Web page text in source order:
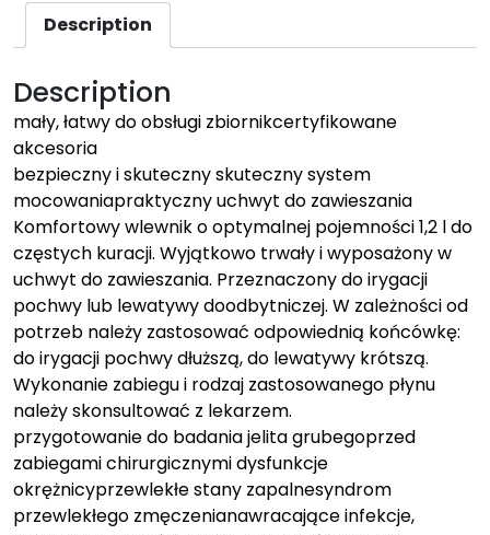
Description
Description
mały, łatwy do obsługi zbiornikcertyfikowane
akcesoria
bezpieczny i skuteczny skuteczny system
mocowaniapraktyczny uchwyt do zawieszania
Komfortowy wlewnik o optymalnej pojemności 1,2 l do
częstych kuracji. Wyjątkowo trwały i wyposażony w
uchwyt do zawieszania. Przeznaczony do irygacji
pochwy lub lewatywy doodbytniczej. W zależności od
potrzeb należy zastosować odpowiednią końcówkę:
do irygacji pochwy dłuższą, do lewatywy krótszą.
Wykonanie zabiegu i rodzaj zastosowanego płynu
należy skonsultować z lekarzem.
przygotowanie do badania jelita grubegoprzed
zabiegami chirurgicznymi dysfunkcje
okrężnicyprzewlekłe stany zapalnesyndrom
przewlekłego zmęczenianawracające infekcje,